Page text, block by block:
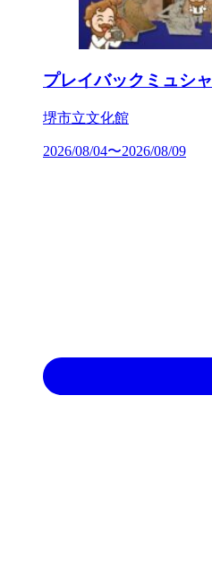
プレイバックミュシャ
堺市立文化館
2026/08/04〜2026/08/09